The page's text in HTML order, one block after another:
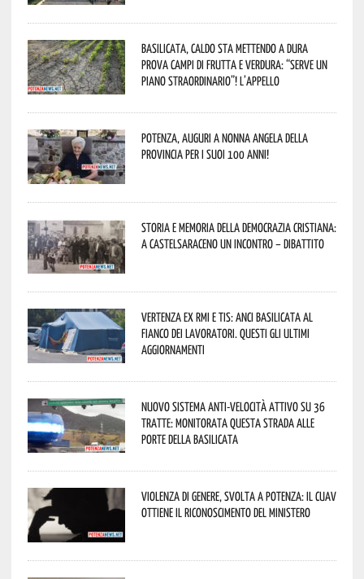
Basilicata, caldo sta mettendo a dura
prova campi di frutta e verdura: “Serve un
piano straordinario”! L’appello
Potenza, auguri a nonna Angela della
provincia per i suoi 100 anni!
Storia e memoria della Democrazia Cristiana:
a Castelsaraceno un incontro – dibattito
Vertenza ex RMI e TIS: ANCI Basilicata al
fianco dei lavoratori. Questi gli ultimi
aggiornamenti
Nuovo sistema anti-velocità attivo su 36
tratte: monitorata questa strada alle
porte della Basilicata
Violenza di genere, svolta a Potenza: il CUAV
ottiene il riconoscimento del Ministero